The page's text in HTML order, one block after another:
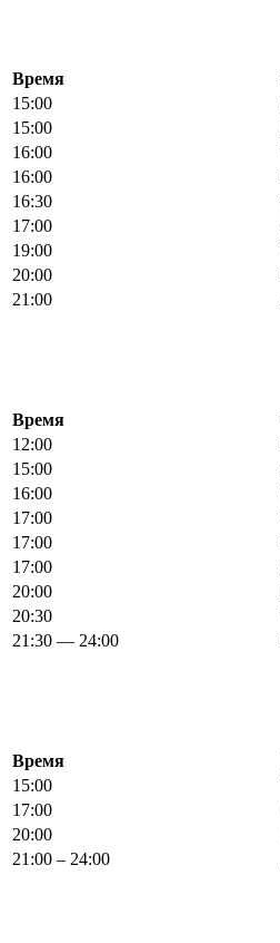
Время
15:00
15:00
16:00
16:00
16:30
17:00
19:00
20:00
21:00
Время
12:00
15:00
16:00
17:00
17:00
17:00
20:00
20:30
21:30 — 24:00
Время
15:00
17:00
20:00
21:00 – 24:00